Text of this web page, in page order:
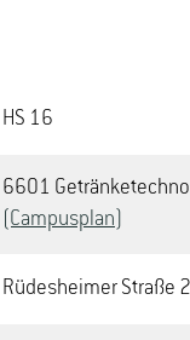
HS 16
6601
(Campusplan)
Rüdesheimer Straße